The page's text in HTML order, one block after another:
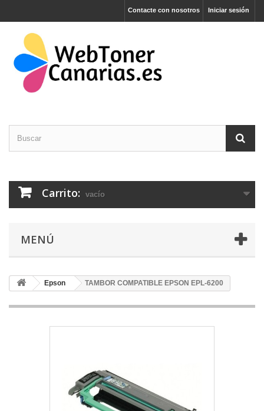
Iniciar sesión
Contacte con nosotros
Carrito: vacío
MENÚ
Epson TAMBOR COMPATIBLE EPSON EPL-6200